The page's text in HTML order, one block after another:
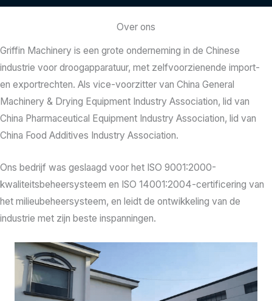
Over ons
Griffin Machinery is een grote onderneming in de Chinese
industrie voor droogapparatuur, met zelfvoorzienende import-
en exportrechten. Als vice-voorzitter van China General
Machinery & Drying Equipment Industry Association, lid van
China Pharmaceutical Equipment Industry Association, lid van
China Food Additives Industry Association.
Ons bedrijf was geslaagd voor het ISO 9001:2000-
kwaliteitsbeheersysteem en ISO 14001:2004-certificering van
het milieubeheersysteem, en leidt de ontwikkeling van de
industrie met zijn beste inspanningen.